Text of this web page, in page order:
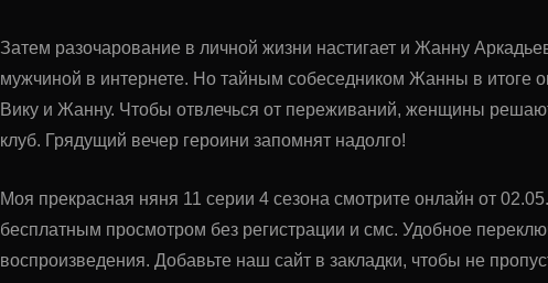
Затем разочарование в личной жизни настигает и Жанну
мужчиной в интернете. Но тайным собеседником Жанны в итоге
Вику и Жанну. Чтобы отвлечься от переживаний, женщины
клуб. Грядущий вечер героини запомнят надолго!
Моя прекрасная няня 11 серии 4 сезона смотрите онлайн от
бесплатным просмотром без регистрации и смс. Удобное
воспроизведения. Добавьте наш сайт в закладки, чтобы не